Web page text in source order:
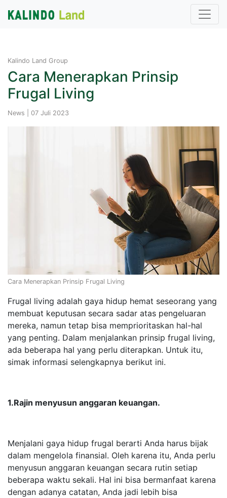
Kalindo Land Group
Cara Menerapkan Prinsip
Frugal Living
News | 07 Juli 2023
Cara Menerapkan Prinsip Frugal Living
Frugal living adalah gaya hidup hemat seseorang yang
membuat keputusan secara sadar atas pengeluaran
mereka, namun tetap bisa memprioritaskan hal-hal
yang penting. Dalam menjalankan prinsip frugal living,
ada beberapa hal yang perlu diterapkan. Untuk itu,
simak informasi selengkapnya berikut ini.
1.Rajin menyusun anggaran keuangan.
Menjalani gaya hidup frugal berarti Anda harus bijak
dalam mengelola finansial. Oleh karena itu, Anda perlu
menyusun anggaran keuangan secara rutin setiap
beberapa waktu sekali. Hal ini bisa bermanfaat karena
dengan adanya catatan, Anda jadi lebih bisa